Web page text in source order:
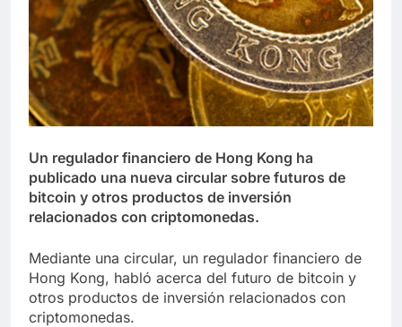
Un regulador financiero de Hong Kong ha
publicado una nueva circular sobre futuros de
bitcoin y otros productos de inversión
relacionados con criptomonedas.
Mediante una circular, un regulador financiero de
Hong Kong, habló acerca del futuro de bitcoin y
otros productos de inversión relacionados con
criptomonedas.